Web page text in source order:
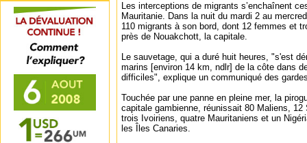
Les interceptions de migrants s’enchaînent
Mauritanie. Dans la nuit du mardi 2 au
110 migrants à son bord, dont 12 femmes et
près de Nouakchott, la capitale.
Le sauvetage, qui a duré huit heures, "s'est
marins [environ 14 km, ndlr] de la côte dans
difficiles", explique un communiqué des
Touchée par une panne en pleine mer, la
capitale gambienne, réunissait 80 Maliens,
trois Ivoiriens, quatre Mauritaniens et un
les Îles Canaries.